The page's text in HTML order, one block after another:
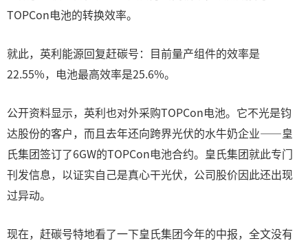
TOPCon电池的转换效率。
就此，英利能源回复赶碳号：目前量产组件的效率是
22.55%，电池最高效率是25.6%。
公开资料显示，英利也对外采购TOPCon电池。它不光是钧
达股份的客户，而且去年还向跨界光伏的水牛奶企业——皇
氏集团签订了6GW的TOPCon电池合约。皇氏集团就此专门
刊发信息，以证实自己是真心干光伏，公司股价因此还出现
过异动。
现在，赶碳号特地看了一下皇氏集团今年的中报，全文没有